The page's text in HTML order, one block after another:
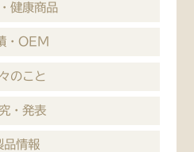
健康商品
・OEM
のこと
・発表
品情報